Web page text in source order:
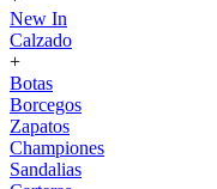
New In
Calzado
+
Botas
Borcegos
Zapatos
Championes
Sandalias